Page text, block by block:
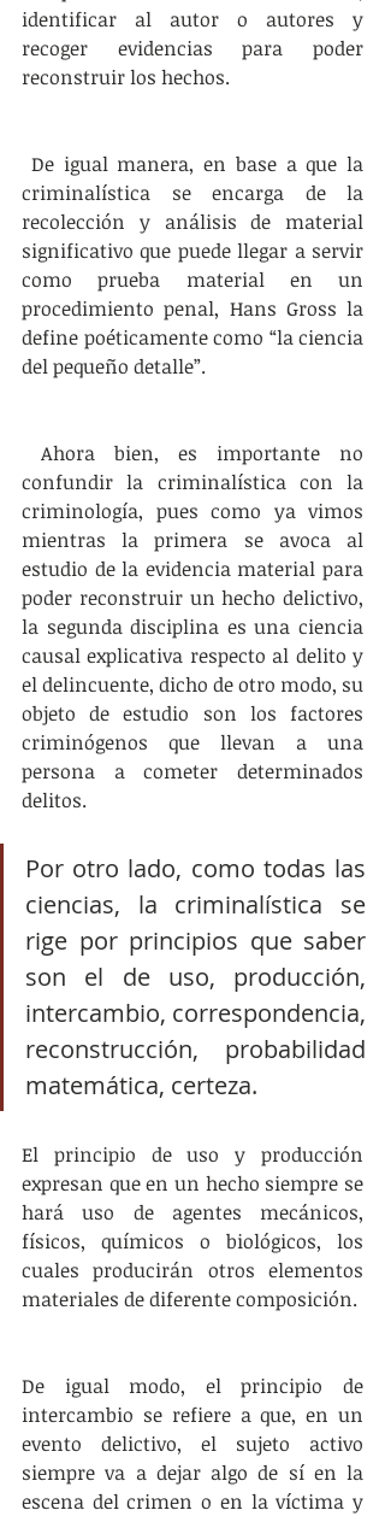
identificar al autor o autores y
recoger evidencias para poder
reconstruir los hechos.
criminalística se encarga de la
recolección y análisis de material
significativo que puede llegar a servir
como prueba material en un
procedimiento penal, Hans Gross la
define poéticamente como “la ciencia
del pequeño detalle”.
confundir la criminalística con la
criminología, pues como ya vimos
mientras la primera se avoca al
estudio de la evidencia material para
poder reconstruir un hecho delictivo,
la segunda disciplina es una ciencia
causal explicativa respecto al delito y
el delincuente, dicho de otro modo, su
objeto de estudio son los factores
criminógenos que llevan a una
persona a cometer determinados
delitos.
Por otro lado, como todas las
ciencias, la criminalística se
rige por principios que saber
son el de uso, producción,
intercambio, correspondencia,
reconstrucción, probabilidad
matemática, certeza.
El principio de uso y producción
expresan que en un hecho siempre se
hará uso de agentes mecánicos,
físicos, químicos o biológicos, los
cuales producirán otros elementos
materiales de diferente composición.
De igual modo, el principio de
intercambio se refiere a que, en un
evento delictivo, el sujeto activo
siempre va a dejar algo de sí en la
escena del crimen o en la víctima y